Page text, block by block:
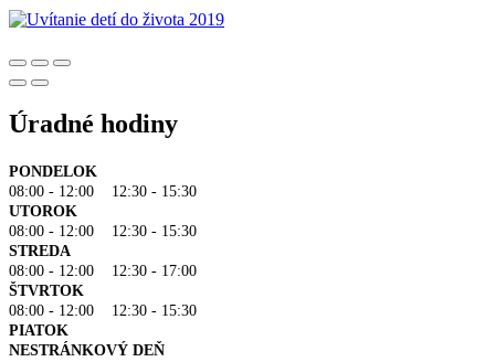
Úradné hodiny
PONDELOK
08:00 - 12:00 12:30 - 15:30
UTOROK
08:00 - 12:00 12:30 - 15:30
STREDA
08:00 - 12:00 12:30 - 17:00
ŠTVRTOK
08:00 - 12:00 12:30 - 15:30
PIATOK
NESTRÁNKOVÝ DEŇ